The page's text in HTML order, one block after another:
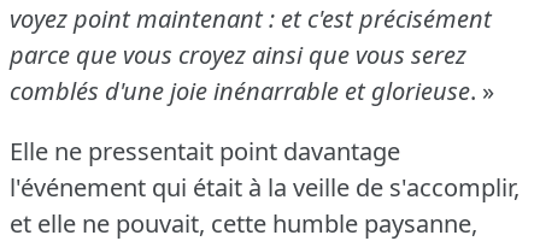
voyez point maintenant : et c'est précisément
parce que vous croyez ainsi que vous serez
comblés d'une joie inénarrable et glorieuse. »
Elle ne pressentait point davantage
l'événement qui était à la veille de s'accomplir,
et elle ne pouvait, cette humble paysanne,